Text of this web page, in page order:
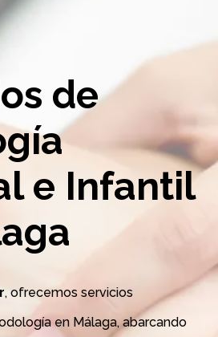
de
e Infantil
, ofrecemos servicios
en Málaga, abarcando